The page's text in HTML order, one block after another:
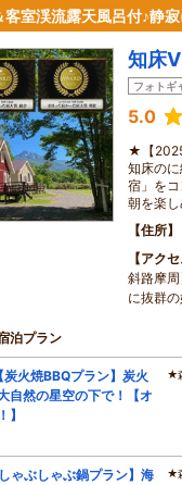
客室渓流露天風呂付♪静
知床
フォトギ
5.0
★【
知床の
宿」を
朝を楽し
住所
アクセ
斜路摩
に抜群
泊プラン
火焼BBQプラン】炭火
自然の星空の下で！【オ
】
★
ゃぶしゃぶ鍋プラン】海
★